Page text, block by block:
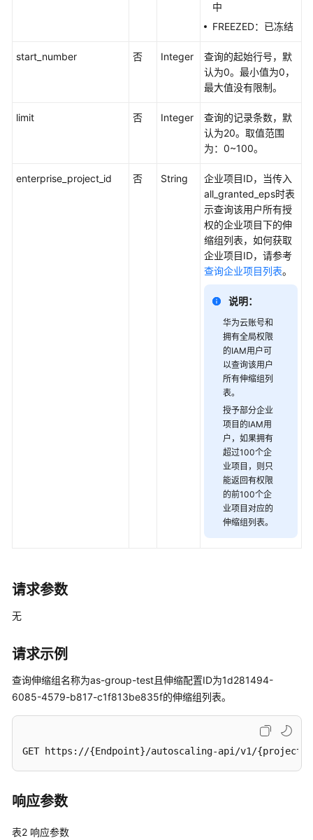
-
缩
停
弹
性
-
Resume/PauseScalingGroup
开
暖
中
FREEZED：已冻结
start_number 否 Integer
查询的起始行号，默
认为0。最小值为0，
最大值没有限制。
limit 否 Integer
查询的记录条数，默
认为20。取值范围
为：0~100。
enterprise_project_id 否 String
企业项目ID，当传入
all_granted_eps时表
示查询该用户所有授
权的企业项目下的伸
缩组列表，如何获取
企业项目ID，请参考
查询企业项目列表。
说明：
华为云账号和
拥有全局权限
的IAM用户可
以查询该用户
所有伸缩组列
表。
授予部分企业
项目的IAM用
户，如果拥有
超过100个企
业项目，则只
能返回有权限
的前100个企
业项目对应的
伸缩组列表。
请求参数
无
请求示例
查询伸缩组名称为as-group-test且伸缩配置ID为1d281494-
6085-4579-b817-c1f813be835f的伸缩组列表。
GET https://{Endpoint}/autoscaling-api/v1/
响应参数
表2 响应参数